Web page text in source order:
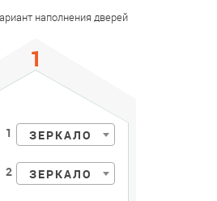
наполнения дверей
ЗЕРКАЛО
2 ЗЕРКАЛО